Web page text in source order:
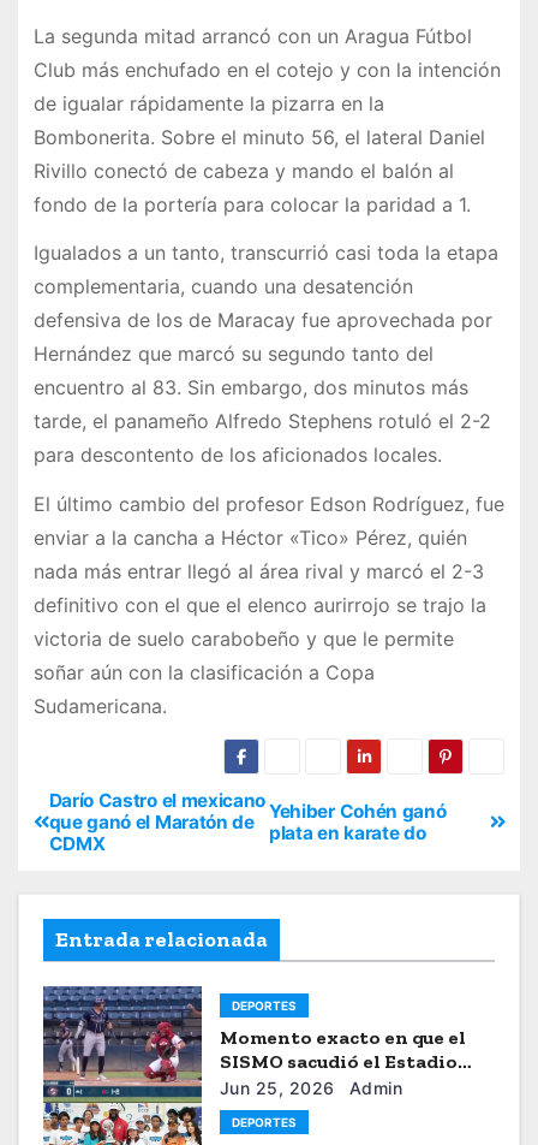
La segunda mitad arrancó con un Aragua Fútbol
Club más enchufado en el cotejo y con la intención
de igualar rápidamente la pizarra en la
Bombonerita. Sobre el minuto 56, el lateral Daniel
Rivillo conectó de cabeza y mando el balón al
fondo de la portería para colocar la paridad a 1.
Igualados a un tanto, transcurrió casi toda la etapa
complementaria, cuando una desatención
defensiva de los de Maracay fue aprovechada por
Hernández que marcó su segundo tanto del
encuentro al 83. Sin embargo, dos minutos más
tarde, el panameño Alfredo Stephens rotuló el 2-2
para descontento de los aficionados locales.
El último cambio del profesor Edson Rodríguez, fue
enviar a la cancha a Héctor «Tico» Pérez, quién
nada más entrar llegó al área rival y marcó el 2-3
definitivo con el que el elenco aurirrojo se trajo la
victoria de suelo carabobeño y que le permite
soñar aún con la clasificación a Copa
Sudamericana.
Yehiber Cohén ganó
plata en karate do
Darío Castro el mexicano
que ganó el Maratón de
CDMX
Entrada relacionada
DEPORTES
Momento exacto en que el
SISMO sacudió el Estadio
Universitario de Caracas
Jun 25, 2026 Admin
DEPORTES